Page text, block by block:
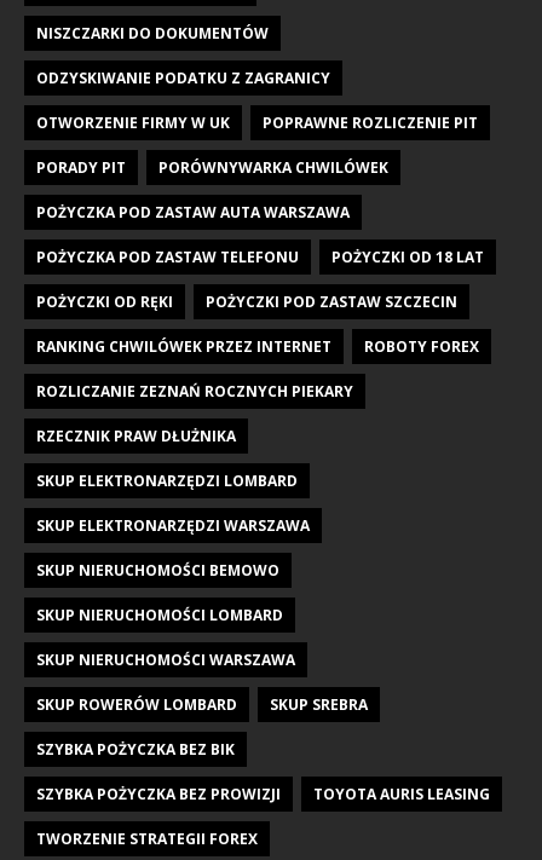
NISZCZARKI DO DOKUMENTÓW
ODZYSKIWANIE PODATKU Z ZAGRANICY
OTWORZENIE FIRMY W UK POPRAWNE ROZLICZENIE PIT
PORADY PIT PORÓWNYWARKA CHWILÓWEK
POŻYCZKA POD ZASTAW AUTA WARSZAWA
POŻYCZKA POD ZASTAW TELEFONU POŻYCZKI OD 18 LAT
POŻYCZKI OD RĘKI POŻYCZKI POD ZASTAW SZCZECIN
RANKING CHWILÓWEK PRZEZ INTERNET ROBOTY FOREX
ROZLICZANIE ZEZNAŃ ROCZNYCH PIEKARY
RZECZNIK PRAW DŁUŻNIKA
SKUP ELEKTRONARZĘDZI LOMBARD
SKUP ELEKTRONARZĘDZI WARSZAWA
SKUP NIERUCHOMOŚCI BEMOWO
SKUP NIERUCHOMOŚCI LOMBARD
SKUP NIERUCHOMOŚCI WARSZAWA
SKUP ROWERÓW LOMBARD SKUP SREBRA
SZYBKA POŻYCZKA BEZ BIK
SZYBKA POŻYCZKA BEZ PROWIZJI TOYOTA AURIS LEASING
TWORZENIE STRATEGII FOREX